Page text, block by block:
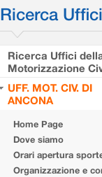
Ricerca
Ricerca Uffici
Motorizzazione
UFF. MOT. CIV. DI
ANCONA
Home Page
Dove siamo
Orari apertura
Organizzazione e